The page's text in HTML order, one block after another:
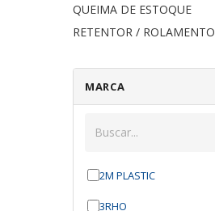
QUEIMA DE ESTOQUE
RETENTOR / ROLAMENTO
MARCA
2M PLASTIC
3RHO